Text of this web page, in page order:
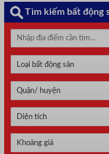
Tìm kiếm bất động